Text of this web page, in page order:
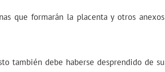
que formarán la placenta y otros anexos
también debe haberse desprendido de su